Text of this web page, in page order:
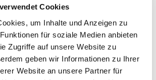
Cookies
um Inhalte und Anzeigen zu
für soziale Medien anbieten
Zugriffe auf unsere Website zu
geben wir Informationen zu Ihrer
Website an unsere Partner für